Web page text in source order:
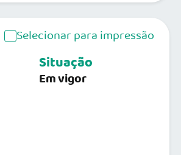
Selecionar para impressão
Situação
Em vigor